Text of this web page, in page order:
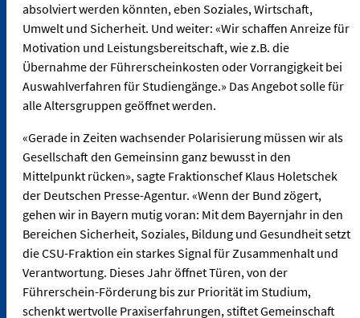
absolviert werden könnten, eben Soziales, Wirtschaft,
Umwelt und Sicherheit. Und weiter: «Wir schaffen Anreize für
Motivation und Leistungsbereitschaft, wie z.B. die
Übernahme der Führerscheinkosten oder Vorrangigkeit bei
Auswahlverfahren für Studiengänge.» Das Angebot solle für
alle Altersgruppen geöffnet werden.
«Gerade in Zeiten wachsender Polarisierung müssen wir als
Gesellschaft den Gemeinsinn ganz bewusst in den
Mittelpunkt rücken», sagte Fraktionschef Klaus Holetschek
der Deutschen Presse-Agentur. «Wenn der Bund zögert,
gehen wir in Bayern mutig voran: Mit dem Bayernjahr in den
Bereichen Sicherheit, Soziales, Bildung und Gesundheit setzt
die CSU-Fraktion ein starkes Signal für Zusammenhalt und
Verantwortung. Dieses Jahr öffnet Türen, von der
Führerschein-Förderung bis zur Priorität im Studium,
schenkt wertvolle Praxiserfahrungen, stiftet Gemeinschaft